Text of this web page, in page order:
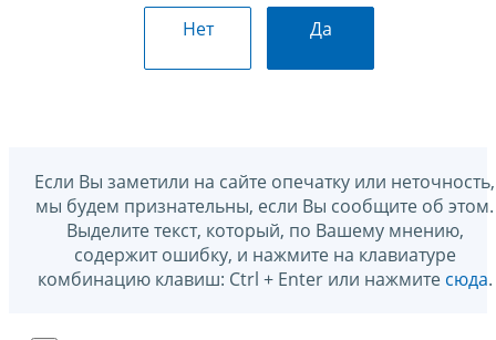
Нет Да
Если Вы заметили на сайте опечатку или неточность,
мы будем признательны, если Вы сообщите об этом.
Выделите текст, который, по Вашему мнению,
содержит ошибку, и нажмите на клавиатуре
комбинацию клавиш: Ctrl + Enter или нажмите сюда.